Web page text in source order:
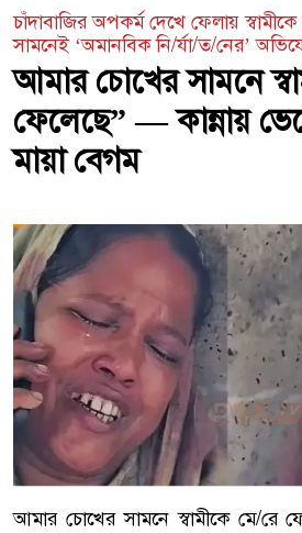
চাঁদাবাজির অপকর্ম দেখে ফেলায় স্বামীকে
সামনেই ‘অমানবিক নি/র্যা/ত/নের’
আমার চোখের সামনে
ফেলেছে” — কান্নায়
মায়া বেগম
আমার চোখের সামনে স্বামীকে মে/রে